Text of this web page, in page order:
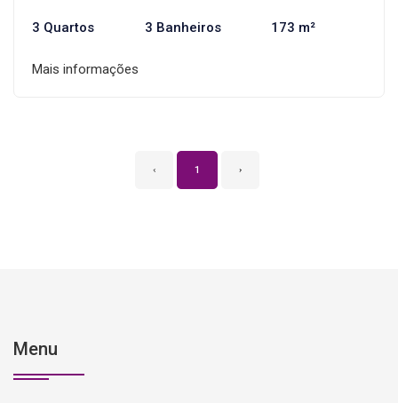
3 Quartos 3 Banheiros 173 m²
Mais informações
‹ 1 ›
Menu